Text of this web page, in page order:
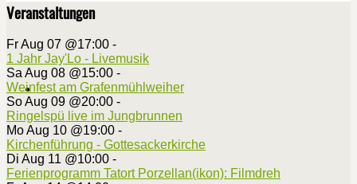
Veranstaltungen
Fr Aug 07 @17:00 -
1 Jahr Jay'Lo - Livemusik
Sa Aug 08 @15:00 -
Weinfest am Grafenmühlweiher
So Aug 09 @20:00 -
Ringelspü live im Jungbrunnen
Mo Aug 10 @19:00 -
Kirchenführung - Gottesackerkirche
Di Aug 11 @10:00 -
Ferienprogramm Tatort Porzellan(ikon): Filmdreh